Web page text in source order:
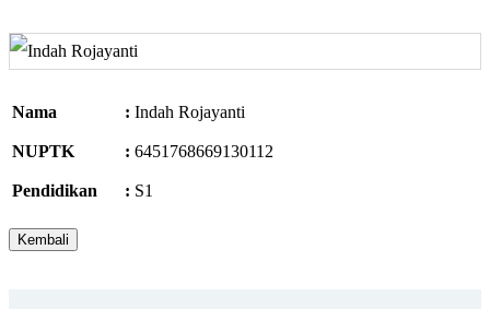
Nama : Indah Rojayanti
NUPTK : 6451768669130112
Pendidikan : S1